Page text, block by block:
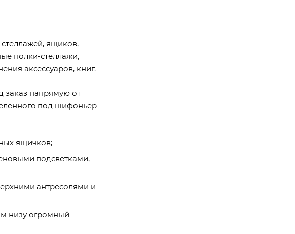
ящиков,
полки-стеллажи,
аксессуаров, книг.
заказ напрямую от
под шифоньер
ящичков;
подсветками,
антресолями и
низу огромный